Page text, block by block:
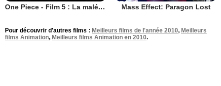
One Piece - Film 5 : La malédiction de l'épée sacrée Mass Effect: Paragon Lost
Pour découvrir d'autres films : Meilleurs films de l'année 2010, Meilleurs
films Animation, Meilleurs films Animation en 2010.